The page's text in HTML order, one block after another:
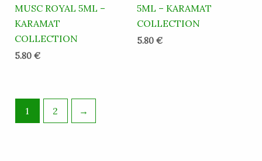
MUSC ROYAL 5ML –
KARAMAT
COLLECTION
5.80 €
5ML – KARAMAT
COLLECTION
5.80 €
1 2 →